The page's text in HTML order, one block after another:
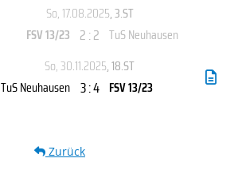
So, 17.08.2025, 3.ST
FSV 13/23 2 : 2 TuS Neuhausen
So, 30.11.2025, 18.ST
TuS Neuhausen 3 : 4 FSV 13/23
Zurück